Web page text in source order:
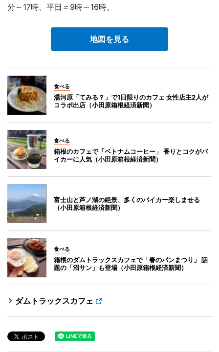
分～17時、平日＝9時～16時。
地図を見る
食べる
湯河原「てみる？」で1日限りのカフェ 女性店主2人が
コラボ出店（小田原箱根経済新聞）
食べる
箱根のカフェで「ベトナムコーヒー」 香りとコクがバ
イカーに人気（小田原箱根経済新聞）
富士山と芦ノ湖の絶景、多くのバイカー楽しませる
（小田原箱根経済新聞）
食べる
箱根のダムトラックスカフェで「春のパンまつり」 話
題の「沼サン」も登場（小田原箱根経済新聞）
ダムトラックスカフェ